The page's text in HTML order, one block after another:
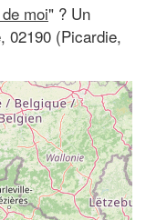
moi" ? Un
02190 (Picardie,